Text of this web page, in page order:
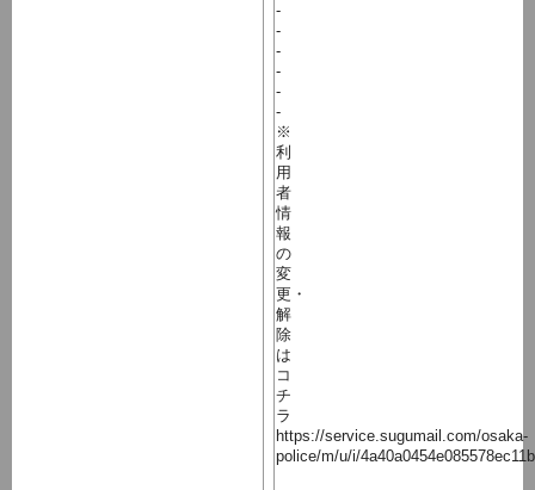
-
-
-
-
-
-
※
利
用
者
情
報
の
変
更・
解
除
は
コ
チ
ラ
https://service.sugumail.com/osaka-
police/m/u/i/